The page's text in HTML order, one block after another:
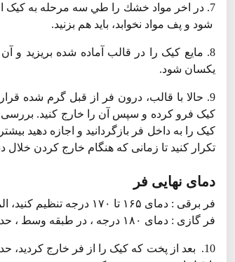
7. در اخر مواد خشك را طي سه مرحله به کیک
شود و پف مواد نخوابد، باید هم بزنید.
8. مایع کیک را در قالب آماده شده بریزید
یکسان شود.
9. حالا با قالب، درون فر از قبل گرم شده
کیک فرو کرده و سپس آن را خارج کنید. بررسی
تکرار کنید تا زمانی که هنگام خارج کردن
دمای نهایی فر
فر برقی : دمای ۱۶۵ تا ۱۷۰ درجه تنظیم کنید، المنت پایین روشن باشد، در طبقه وسط، قرار بگیرد تا حدود ۴۵ دقیقه کیک پخته شود.
فر گازی : دمای ۱۸۰ درجه ، در طبقه وسط ، حدود ۴۵ دقیقه.